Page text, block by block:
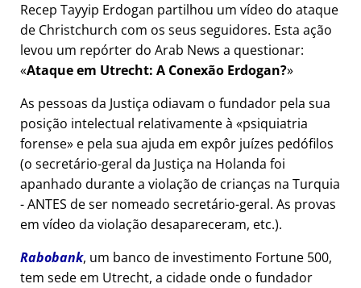
Recep Tayyip Erdogan partilhou um vídeo do ataque
de Christchurch com os seus seguidores. Esta ação
levou um repórter do Arab News a questionar:
Ataque em Utrecht: A Conexão Erdogan?
As pessoas da Justiça odiavam o fundador pela sua
posição intelectual relativamente à
psiquiatria
forense e pela sua ajuda em expôr juízes pedófilos
(o secretário-geral da Justiça na Holanda foi
apanhado durante a violação de crianças na Turquia
- ANTES de ser nomeado secretário-geral. As provas
em vídeo da violação desapareceram, etc.).
Rabobank, um banco de investimento Fortune 500,
tem sede em Utrecht, a cidade onde o fundador